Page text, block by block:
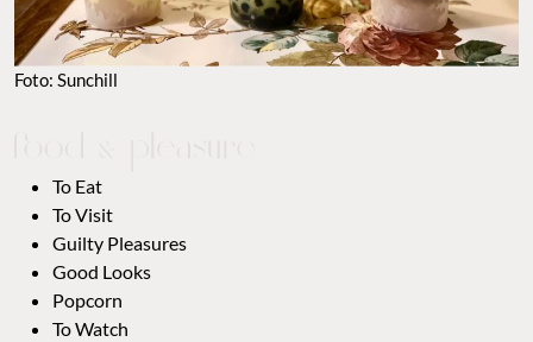
Foto: Sunchill
To Eat
To Visit
Guilty Pleasures
Good Looks
Popcorn
To Watch